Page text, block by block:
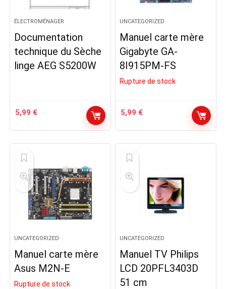
ÉLECTROMÉNAGER
Documentation
technique du Sèche
linge AEG S5200W
5,99 €
UNCATEGORIZED
Manuel carte mère
Gigabyte GA-
8I915PM-FS
Rupture de stock
5,99 €
UNCATEGORIZED
Manuel carte mère
Asus M2N-E
Rupture de stock
UNCATEGORIZED
Manuel TV Philips
LCD 20PFL3403D
51 cm